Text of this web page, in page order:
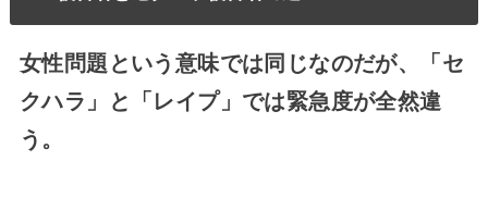
女性問題という意味では同じなのだが、「セ
クハラ」と「レイプ」では緊急度が全然違
う。